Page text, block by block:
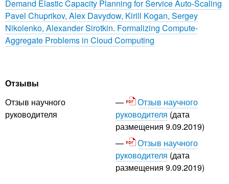
Demand Elastic Capacity Planning for Service Auto-Scaling
Pavel Chuprikov, Alex Davydow, Kirill Kogan, Sergey
Nikolenko, Alexander Sirotkin. Formalizing Compute-
Aggregate Problems in Cloud Computing
Отзывы
Отзыв научного
руководителя
Отзыв научного
руководителя (дата
размещения 9.09.2019)
Отзыв научного
руководителя (дата
размещения 9.09.2019)